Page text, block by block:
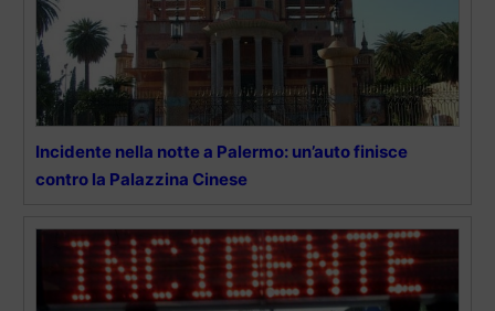
Incidente nella notte a Palermo: un’auto finisce
contro la Palazzina Cinese